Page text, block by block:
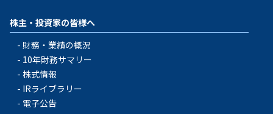
株主・投資家の皆様へ
財務・業績の概況
10年財務サマリー
株式情報
IRライブラリー
電子公告